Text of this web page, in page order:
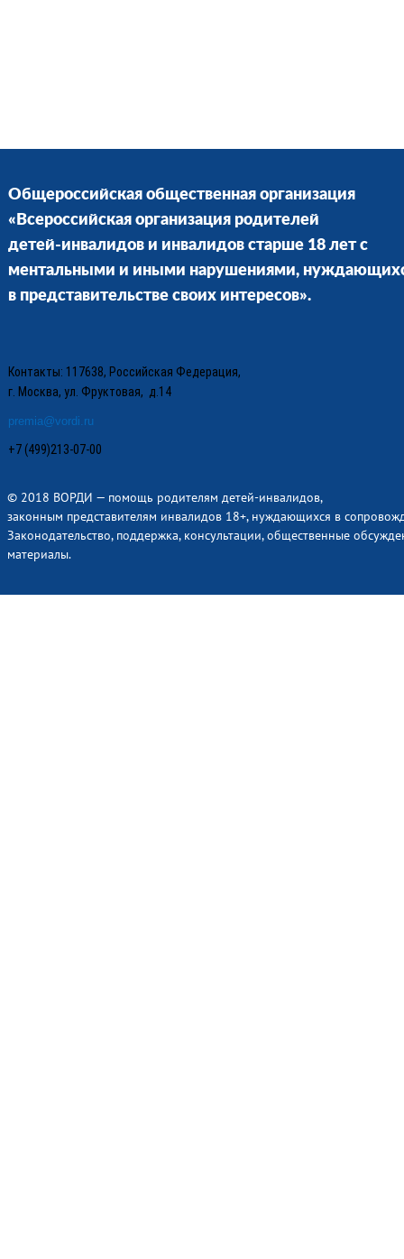
Общероссийская общественная организация
«Всероссийская организация родителей
детей-инвалидов и инвалидов старше 18 лет с
ментальными и иными нарушениями,
в представительстве своих интересов».
Контакты: 117638, Российская Федерация,
г. Москва, ул. Фруктовая, д.14
premia@vordi.ru
+7 (499)213-07-00
© 2018 ВОРДИ — помощь родителям детей-инвалидов,
законным представителям инвалидов 18+, нуждающихся в
Законодательство, поддержка, консультации, общественные
материалы.